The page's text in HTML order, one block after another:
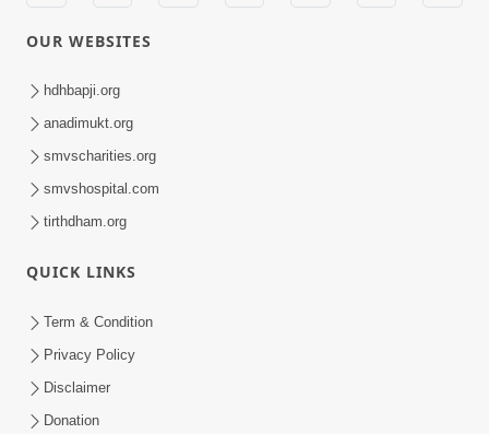
OUR WEBSITES
hdhbapji.org
anadimukt.org
smvscharities.org
smvshospital.com
tirthdham.org
QUICK LINKS
Term & Condition
Privacy Policy
Disclaimer
Donation